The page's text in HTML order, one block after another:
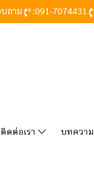
ถาม :091-7074431
ติดต่อเรา บทความ